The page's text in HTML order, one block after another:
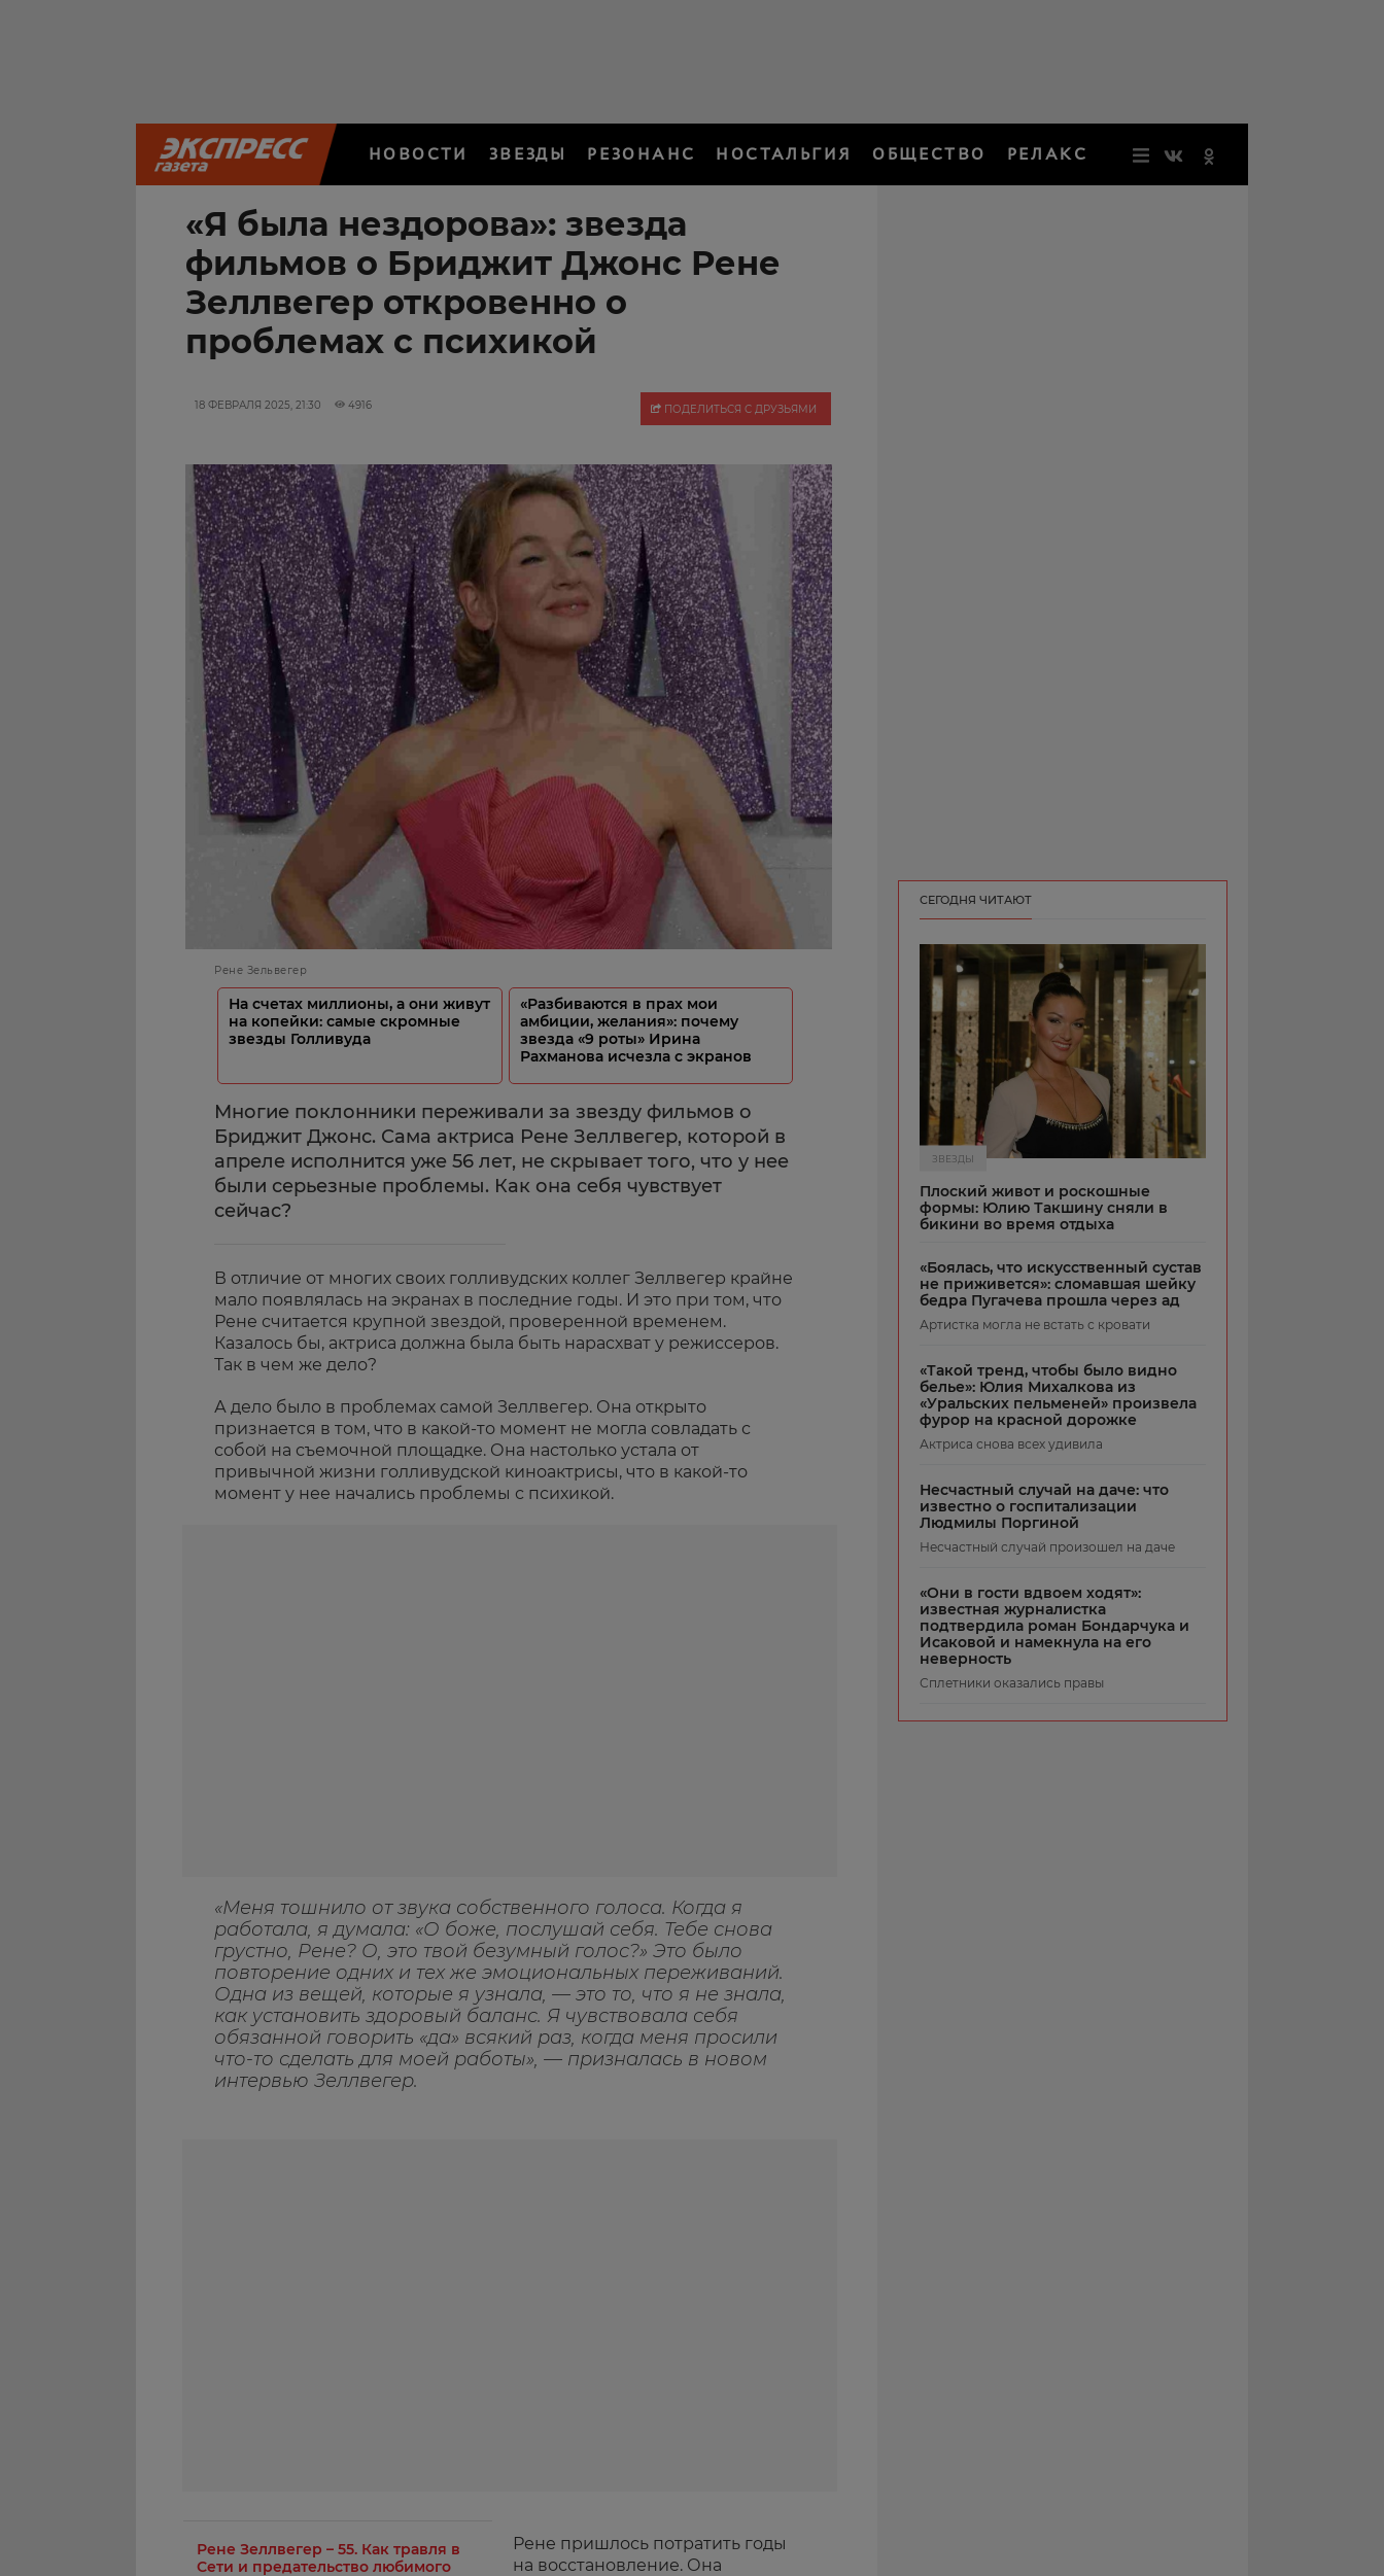
НОВОСТИ ЗВЕЗДЫ РЕЗОНАНС НОСТАЛЬГИЯ ОБЩЕСТВО РЕЛАКС
«Я была нездорова»: звезда
фильмов о Бриджит Джонс Рене
Зеллвегер откровенно о
проблемах с психикой
18 ФЕВРАЛЯ 2025, 21:30 4916 ПОДЕЛИТЬСЯ С ДРУЗЬЯМИ
Рене Зельвегер
На счетах миллионы, а они живут
на копейки: самые скромные
звезды Голливуда
«Разбиваются в прах мои
амбиции, желания»: почему
звезда «9 роты» Ирина
Рахманова исчезла с экранов
Многие поклонники переживали за звезду фильмов о
Бриджит Джонс. Сама актриса Рене Зеллвегер, которой в
апреле исполнится уже 56 лет, не скрывает того, что у нее
были серьезные проблемы. Как она себя чувствует
сейчас?
В отличие от многих своих голливудских коллег Зеллвегер крайне
мало появлялась на экранах в последние годы. И это при том, что
Рене считается крупной звездой, проверенной временем.
Казалось бы, актриса должна была быть нарасхват у режиссеров.
Так в чем же дело?
А дело было в проблемах самой Зеллвегер. Она открыто
признается в том, что в какой-то момент не могла совладать с
собой на съемочной площадке. Она настолько устала от
привычной жизни голливудской киноактрисы, что в какой-то
момент у нее начались проблемы с психикой.
«Меня тошнило от звука собственного голоса. Когда я
работала, я думала: «О боже, послушай себя. Тебе снова
грустно, Рене? О, это твой безумный голос?» Это было
повторение одних и тех же эмоциональных переживаний.
Одна из вещей, которые я узнала, — это то, что я не знала,
как установить здоровый баланс. Я чувствовала себя
обязанной говорить «да» всякий раз, когда меня просили
что-то сделать для моей работы», — призналась в новом
интервью Зеллвегер.
Рене Зеллвегер – 55. Как травля в
Сети и предательство любимого
Рене пришлось потратить годы
на восстановление. Она
СЕГОДНЯ ЧИТАЮТ
ЗВЕЗДЫ
Плоский живот и роскошные
формы: Юлию Такшину сняли в
бикини во время отдыха
«Боялась, что искусственный сустав
не приживется»: сломавшая шейку
бедра Пугачева прошла через ад
Артистка могла не встать с кровати
«Такой тренд, чтобы было видно
белье»: Юлия Михалкова из
«Уральских пельменей» произвела
фурор на красной дорожке
Актриса снова всех удивила
Несчастный случай на даче: что
известно о госпитализации
Людмилы Поргиной
Несчастный случай произошел на даче
«Они в гости вдвоем ходят»:
известная журналистка
подтвердила роман Бондарчука и
Исаковой и намекнула на его
неверность
Сплетники оказались правы